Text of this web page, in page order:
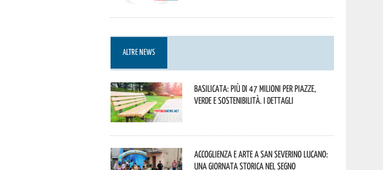
ALTRE NEWS
Basilicata: più di 47 milioni per piazze,
verde e sostenibilità. I dettagli
Accoglienza e arte a San Severino Lucano:
una giornata storica nel segno